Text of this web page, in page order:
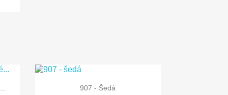
Rychlý náhled
907 - Šedá